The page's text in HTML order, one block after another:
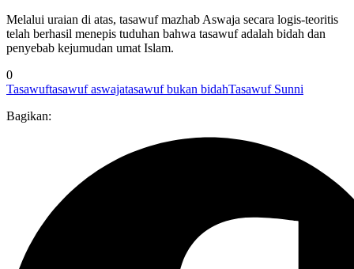
Melalui uraian di atas, tasawuf mazhab Aswaja secara logis-teoritis
telah berhasil menepis tuduhan bahwa tasawuf adalah bidah dan
penyebab kejumudan umat Islam.
0
Tasawuftasawuf aswajatasawuf bukan bidahTasawuf Sunni
Bagikan: